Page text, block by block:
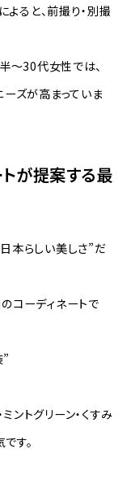
よると、前撮り・別撮
〜30代女性では、
ーズが高まっていま
が提案する最
本らしい美しさ”だ
コーディネートで
ントグリーン・くすみ
す。